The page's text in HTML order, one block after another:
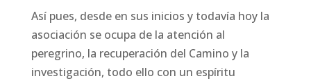
Así pues, desde en sus inicios y todavía hoy la
asociación se ocupa de la atención al
peregrino, la recuperación del Camino y la
investigación, todo ello con un espíritu